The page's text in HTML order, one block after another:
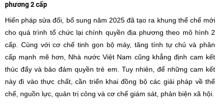
phương 2 cấp
Hiến pháp sửa đổi, bổ sung năm 2025 đã tạo ra khung thể chế mới
cho quá trình tổ chức lại chính quyền địa phương theo mô hình 2
cấp. Cùng với cơ chế tinh gọn bộ máy, tăng tính tự chủ và phân
cấp mạnh mẽ hơn, Nhà nước Việt Nam cũng khẳng định cam kết
thúc đẩy và bảo đảm quyền trẻ em. Tuy nhiên, để những cam kết
này đi vào thực chất, cần triển khai đồng bộ các giải pháp về thể
chế, nguồn lực, quản trị công và cơ chế giám sát, phản biện xã hội.